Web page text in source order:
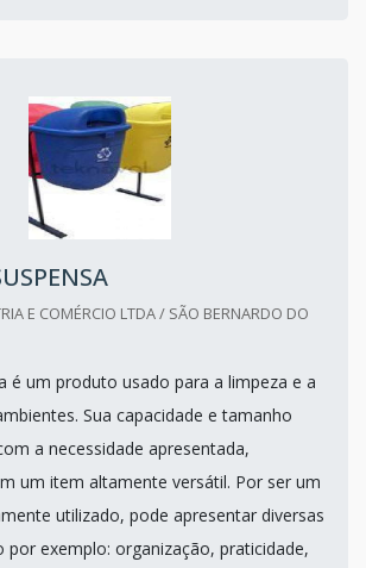
E COMÉRCIO LTDA / SÃO BERNARDO DO
é um produto usado para a limpeza e a
Sua capacidade e tamanho
a necessidade apresentada,
um item altamente versátil. Por ser um
utilizado, pode apresentar diversas
por exemplo: organização, praticidade,